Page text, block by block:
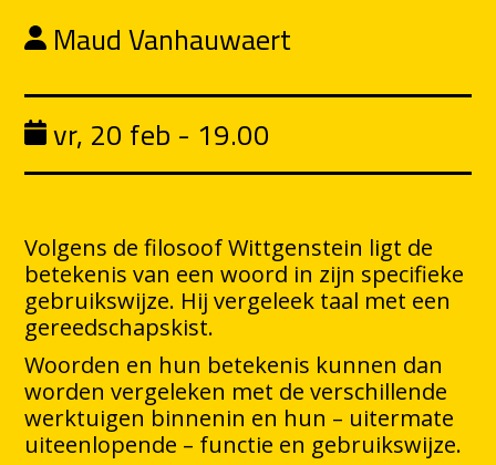
Maud Vanhauwaert
vr, 20 feb - 19.00
Volgens de filosoof Wittgenstein ligt de
betekenis van een woord in zijn specifieke
gebruikswijze. Hij vergeleek taal met een
gereedschapskist.
Woorden en hun betekenis kunnen dan
worden vergeleken met de verschillende
werktuigen binnenin en hun – uitermate
uiteenlopende – functie en gebruikswijze.